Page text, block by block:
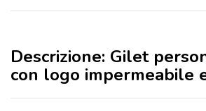
Descrizione: Gilet
con logo impermeabile